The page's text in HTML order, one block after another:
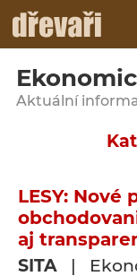
Aktuální
LESY: Nové
aj
SITA |